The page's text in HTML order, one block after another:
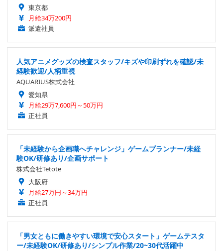
東京都
月給34万200円
派遣社員
人気アニメグッズの検査スタッフ/キズや印刷ずれを確認/未
経験歓迎/人柄重視
AQUARIUS株式会社
愛知県
月給29万7,600円～50万円
正社員
「未経験から企画職へチャレンジ」ゲームプランナー/未経
験OK/研修あり/企画サポート
株式会社Tetote
大阪府
月給27万円～34万円
正社員
「男女ともに働きやすい環境で安心スタート」ゲームテスタ
ー/未経験OK/研修あり/シンプル作業/20~30代活躍中